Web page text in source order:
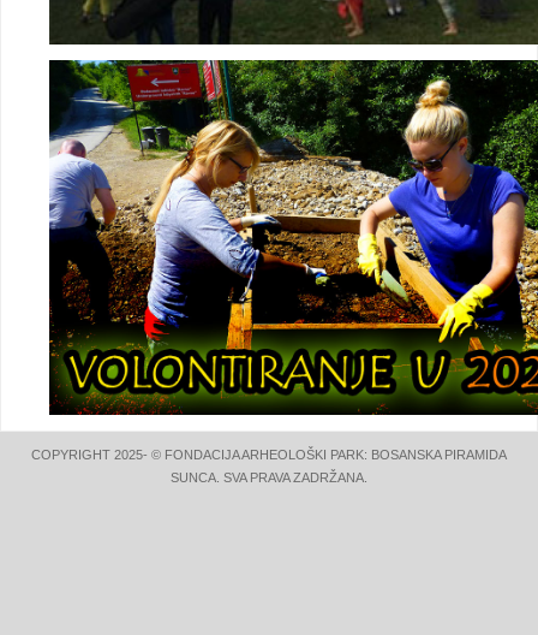
COPYRIGHT 2025- © FONDACIJA ARHEOLOŠKI PARK: BOSANSKA PIRAMIDA
SUNCA. SVA PRAVA ZADRŽANA.